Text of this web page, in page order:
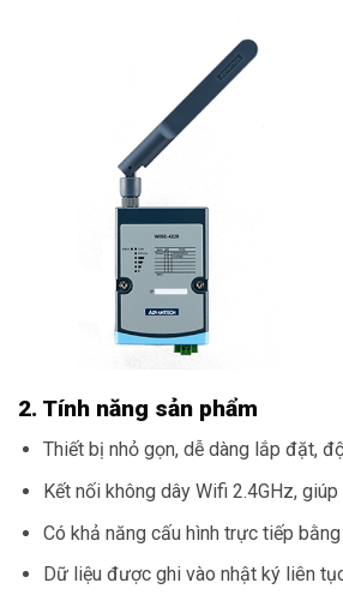
2. Tính năng sản phẩm
Thiết bị nhỏ gọn, dễ dàng lắp đặt,
Kết nối không dây Wifi 2.4GHz,
Có khả năng cấu hình trực tiếp
Dữ liệu được ghi vào nhật ký liên